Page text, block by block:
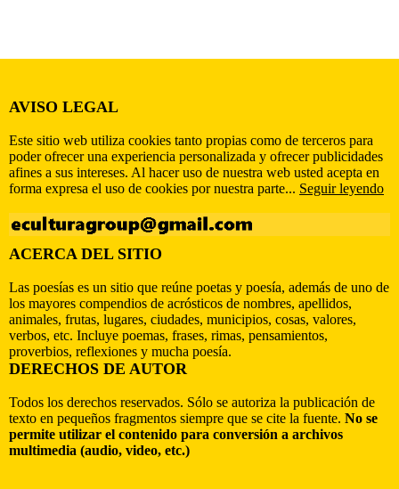
AVISO LEGAL
Este sitio web utiliza cookies tanto propias como de terceros para
poder ofrecer una experiencia personalizada y ofrecer publicidades
afines a sus intereses. Al hacer uso de nuestra web usted acepta en
forma expresa el uso de cookies por nuestra parte... Seguir leyendo
ACERCA DEL SITIO
Las poesías es un sitio que reúne poetas y poesía, además de uno de
los mayores compendios de acrósticos de nombres, apellidos,
animales, frutas, lugares, ciudades, municipios, cosas, valores,
verbos, etc. Incluye poemas, frases, rimas, pensamientos,
proverbios, reflexiones y mucha poesía.
DERECHOS DE AUTOR
Todos los derechos reservados. Sólo se autoriza la publicación de
texto en pequeños fragmentos siempre que se cite la fuente. No se
permite utilizar el contenido para conversión a archivos
multimedia (audio, video, etc.)